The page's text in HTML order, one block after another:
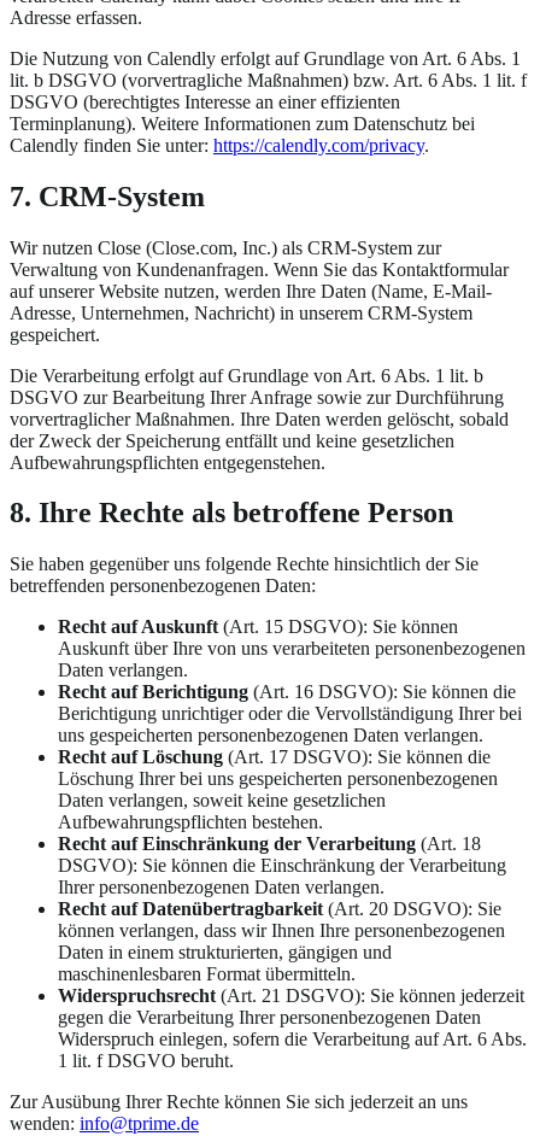
Adresse erfassen.
Die Nutzung von Calendly erfolgt auf Grundlage von Art. 6 Abs. 1
lit. b DSGVO (vorvertragliche Maßnahmen) bzw. Art. 6 Abs. 1 lit. f
DSGVO (berechtigtes Interesse an einer effizienten
Terminplanung). Weitere Informationen zum Datenschutz bei
Calendly finden Sie unter: https://calendly.com/privacy.
7. CRM-System
Wir nutzen Close (Close.com, Inc.) als CRM-System zur
Verwaltung von Kundenanfragen. Wenn Sie das Kontaktformular
auf unserer Website nutzen, werden Ihre Daten (Name, E-Mail-
Adresse, Unternehmen, Nachricht) in unserem CRM-System
gespeichert.
Die Verarbeitung erfolgt auf Grundlage von Art. 6 Abs. 1 lit. b
DSGVO zur Bearbeitung Ihrer Anfrage sowie zur Durchführung
vorvertraglicher Maßnahmen. Ihre Daten werden gelöscht, sobald
der Zweck der Speicherung entfällt und keine gesetzlichen
Aufbewahrungspflichten entgegenstehen.
8. Ihre Rechte als betroffene Person
Sie haben gegenüber uns folgende Rechte hinsichtlich der Sie
betreffenden personenbezogenen Daten:
Recht auf Auskunft (Art. 15 DSGVO): Sie können
Auskunft über Ihre von uns verarbeiteten personenbezogenen
Daten verlangen.
Recht auf Berichtigung (Art. 16 DSGVO): Sie können die
Berichtigung unrichtiger oder die Vervollständigung Ihrer bei
uns gespeicherten personenbezogenen Daten verlangen.
Recht auf Löschung (Art. 17 DSGVO): Sie können die
Löschung Ihrer bei uns gespeicherten personenbezogenen
Daten verlangen, soweit keine gesetzlichen
Aufbewahrungspflichten bestehen.
Recht auf Einschränkung der Verarbeitung (Art. 18
DSGVO): Sie können die Einschränkung der Verarbeitung
Ihrer personenbezogenen Daten verlangen.
Recht auf Datenübertragbarkeit (Art. 20 DSGVO): Sie
können verlangen, dass wir Ihnen Ihre personenbezogenen
Daten in einem strukturierten, gängigen und
maschinenlesbaren Format übermitteln.
Widerspruchsrecht (Art. 21 DSGVO): Sie können jederzeit
gegen die Verarbeitung Ihrer personenbezogenen Daten
Widerspruch einlegen, sofern die Verarbeitung auf Art. 6 Abs.
1 lit. f DSGVO beruht.
Zur Ausübung Ihrer Rechte können Sie sich jederzeit an uns
wenden: info@tprime.de